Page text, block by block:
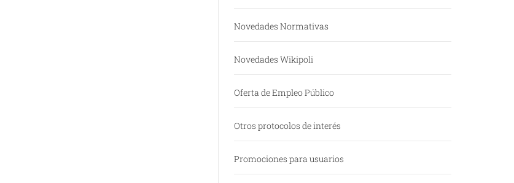
Novedades Normativas
Novedades Wikipoli
Oferta de Empleo Público
Otros protocolos de interés
Promociones para usuarios